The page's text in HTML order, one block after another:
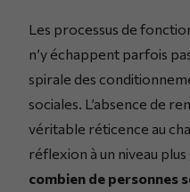
Les processus de
n’y échappent parfois
spirale des
sociales. L’absence de
véritable réticence au
réflexion à un niveau
combien de personnes